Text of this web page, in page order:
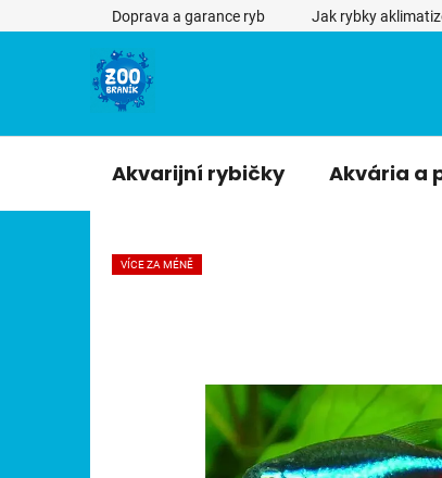
na
Doprava a garance ryb Jak rybky
Akvarijní rybičky Akvária a
VÍCE ZA MÉNĚ